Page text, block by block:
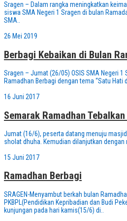
Sragen – Dalam rangka meningkatkan
siswa SMA Negeri 1 Sragen di bulan
SMA..
26 Mei 2019
Berbagi Kebaikan di Bulan
Sragen – Jumat (26/05) OSIS SMA Negeri 1
Ramadhan Berbagi dengan tema “Satu Hati
16 Juni 2017
Semarak Ramadhan
Jumat (16/6), peserta datang menuju
sholat dhuha. Kemudian dilanjutkan dengan
15 Juni 2017
Ramadhan Berbagi
SRAGEN-Menyambut berkah bulan
PKBPL(Pendidikan Kepribadian dan Budi
kunjungan pada hari kamis(15/6) di..